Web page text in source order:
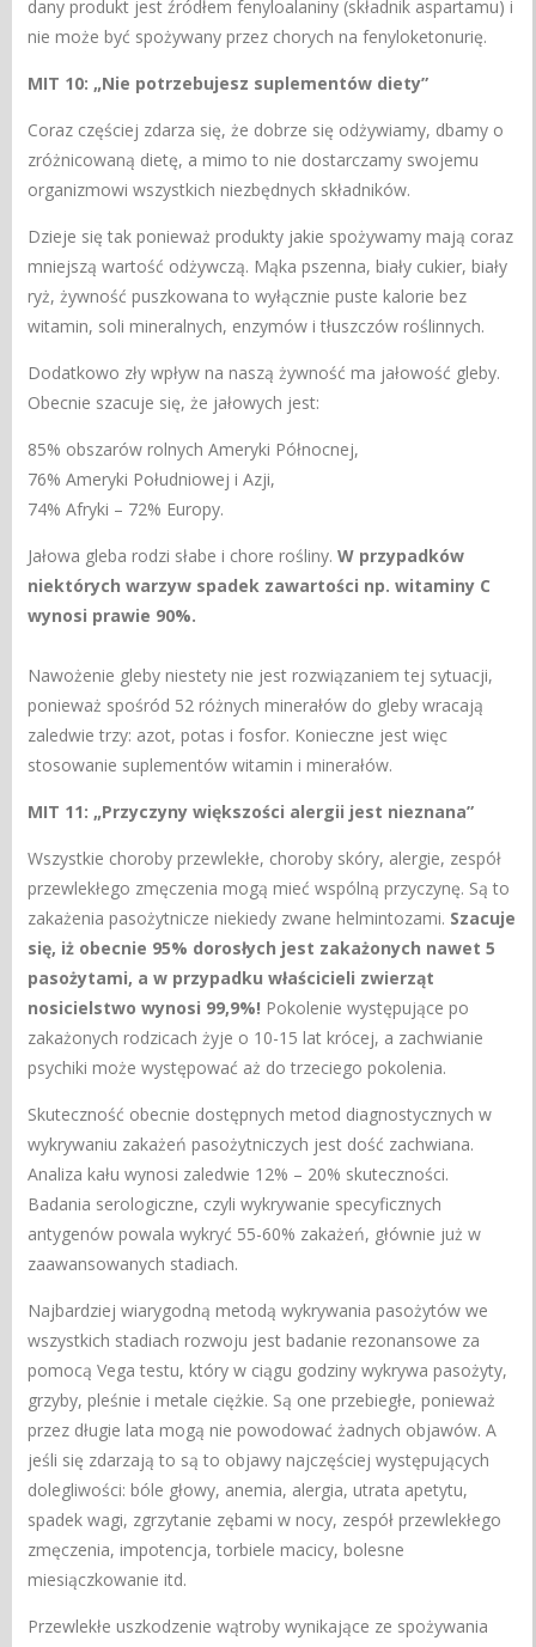
dany produkt jest źródłem fenyloalaniny (składnik aspartamu) i
nie może być spożywany przez chorych na fenyloketonurię.
MIT 10: „Nie potrzebujesz suplementów diety”
Coraz częściej zdarza się, że dobrze się odżywiamy, dbamy o
zróżnicowaną dietę, a mimo to nie dostarczamy swojemu
organizmowi wszystkich niezbędnych składników.
Dzieje się tak ponieważ produkty jakie spożywamy mają coraz
mniejszą wartość odżywczą. Mąka pszenna, biały cukier, biały
ryż, żywność puszkowana to wyłącznie puste kalorie bez
witamin, soli mineralnych, enzymów i tłuszczów roślinnych.
Dodatkowo zły wpływ na naszą żywność ma jałowość gleby.
Obecnie szacuje się, że jałowych jest:
85% obszarów rolnych Ameryki Północnej,
76% Ameryki Południowej i Azji,
74% Afryki – 72% Europy.
Jałowa gleba rodzi słabe i chore rośliny.W przypadków
niektórych warzyw spadek zawartości np. witaminy C
wynosi prawie 90%.
Nawożenie gleby niestety nie jest rozwiązaniem tej sytuacji,
ponieważ spośród 52 różnych minerałów do gleby wracają
zaledwie trzy: azot, potas i fosfor. Konieczne jest więc
stosowanie suplementów witamin i minerałów.
MIT 11: „Przyczyny większości alergii jest nieznana”
Wszystkie choroby przewlekłe, choroby skóry, alergie, zespół
przewlekłego zmęczenia mogą mieć wspólną przyczynę. Są to
zakażenia pasożytnicze niekiedy zwane helmintozami. Szacuje
się, iż obecnie 95% dorosłych jest zakażonych nawet 5
pasożytami, a w przypadku właścicieli zwierząt
nosicielstwo wynosi 99,9%! Pokolenie występujące po
zakażonych rodzicach żyje o 10-15 lat krócej, a zachwianie
psychiki może występować aż do trzeciego pokolenia.
Skuteczność obecnie dostępnych metod diagnostycznych w
wykrywaniu zakażeń pasożytniczych jest dość zachwiana.
Analiza kału wynosi zaledwie 12% – 20% skuteczności.
Badania serologiczne, czyli wykrywanie specyficznych
antygenów powala wykryć 55-60% zakażeń, głównie już w
zaawansowanych stadiach.
Najbardziej wiarygodną metodą wykrywania pasożytów we
wszystkich stadiach rozwoju jest badanie rezonansowe za
pomocą Vega testu, który w ciągu godziny wykrywa pasożyty,
grzyby, pleśnie i metale ciężkie. Są one przebiegłe, ponieważ
przez długie lata mogą nie powodować żadnych objawów. A
jeśli się zdarzają to są to objawy najczęściej występujących
dolegliwości: bóle głowy, anemia, alergia, utrata apetytu,
spadek wagi, zgrzytanie zębami w nocy, zespół przewlekłego
zmęczenia, impotencja, torbiele macicy, bolesne
miesiączkowanie itd.
Przewlekłe uszkodzenie wątroby wynikające ze spożywania